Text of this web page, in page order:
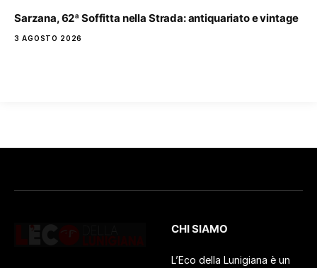
Sarzana, 62ª Soffitta nella Strada: antiquariato e vintage
3 AGOSTO 2026
CHI SIAMO
L’Eco della Lunigiana è un